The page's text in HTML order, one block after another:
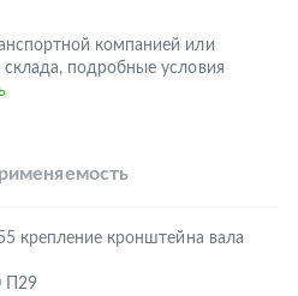
компанией или
подробные условия
крепление кронштейна вала
П29